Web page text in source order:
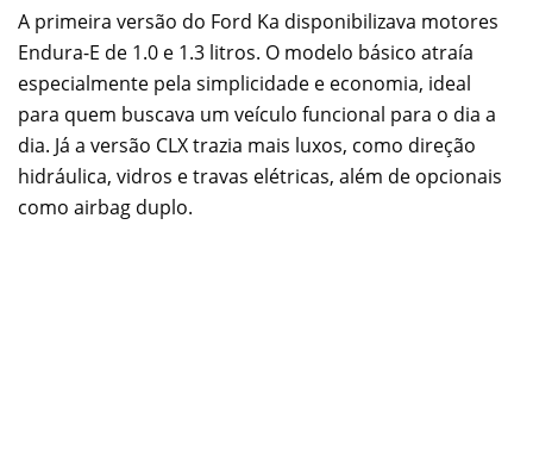
A primeira versão do Ford Ka disponibilizava motores
Endura-E de 1.0 e 1.3 litros. O modelo básico atraía
especialmente pela simplicidade e economia, ideal
para quem buscava um veículo funcional para o dia a
dia. Já a versão CLX trazia mais luxos, como direção
hidráulica, vidros e travas elétricas, além de opcionais
como airbag duplo.